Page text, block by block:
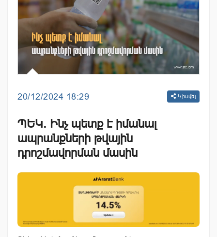
20/12/2024 18:29 Կիսվել
ՊԵԿ. Ինչ պետք է իմանալ
ապրանքների թվային
դրոշմավորման մասին